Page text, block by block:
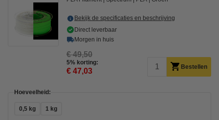
Bekijk de specificaties en beschrijving
Direct leverbaar
Morgen in huis
€ 49,50
5% korting:
€ 47,03 Bestellen
Hoeveelheid:
0,5 kg 1 kg